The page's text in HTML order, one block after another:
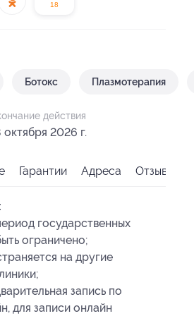
18
Ботокс Плазмотерапия
действия
октября 2026 г.
Гарантии Адреса Отзывы
государственных
ограничено;
на другие
запись по
для записи онлайн